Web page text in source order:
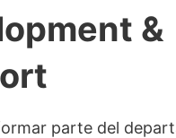
&
parte del